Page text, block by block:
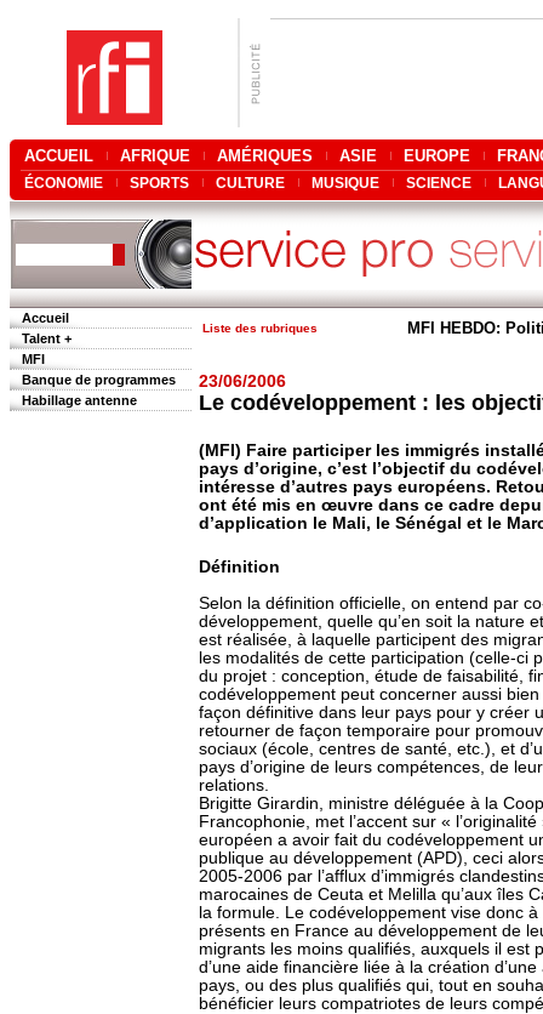
ACCUEIL AFRIQUE AMÉRIQUES ASIE EUROPE
ÉCONOMIE SPORTS CULTURE MUSIQUE SCIENCE
Accueil
Talent +
MFI
Banque de programmes
Habillage antenne
Liste des rubriques MFI HEBDO:
23/06/2006
Le codéveloppement : les
(MFI) Faire participer les immigrés
pays d’origine, c’est l’objectif du
intéresse d’autres pays européens.
ont été mis en œuvre dans ce cadre
d’application le Mali, le Sénégal et le
Définition
Selon la définition officielle, on entend par
développement, quelle qu’en soit la nature
est réalisée, à laquelle participent des
les modalités de cette participation (celle-ci
du projet : conception, étude de faisabilité,
codéveloppement peut concerner aussi
façon définitive dans leur pays pour y créer
retourner de façon temporaire pour
sociaux (école, centres de santé, etc.), et
pays d’origine de leurs compétences, de
relations.
Brigitte Girardin, ministre déléguée à la
Francophonie, met l’accent sur «
européen a avoir fait du codéveloppement
publique au développement (APD), ceci
2005-2006 par l’afflux d’immigrés
marocaines de Ceuta et Melilla qu’aux îles
la formule. Le codéveloppement vise donc
présents en France au développement de
migrants les moins qualifiés, auxquels il est
d’une aide financière liée à la création
pays, ou des plus qualifiés qui, tout en
bénéficier leurs compatriotes de leurs